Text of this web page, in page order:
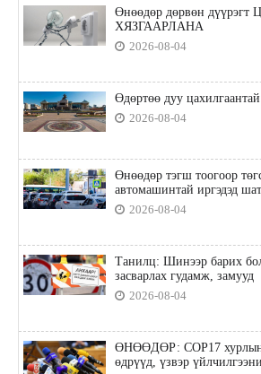
Өнөөдөр дөрвөн
ХЯЗГААРЛАНА
2026-08-04
Өдөртөө дуу
2026-08-04
Өнөөдөр тэгш тоогоор
автомашинтай иргэдэд
2026-08-04
Танилц: Шинээр барих
засварлах гудамж, замууд
2026-08-04
ӨНӨӨДӨР: COP17 хурлын
өдрүүд, үзвэр